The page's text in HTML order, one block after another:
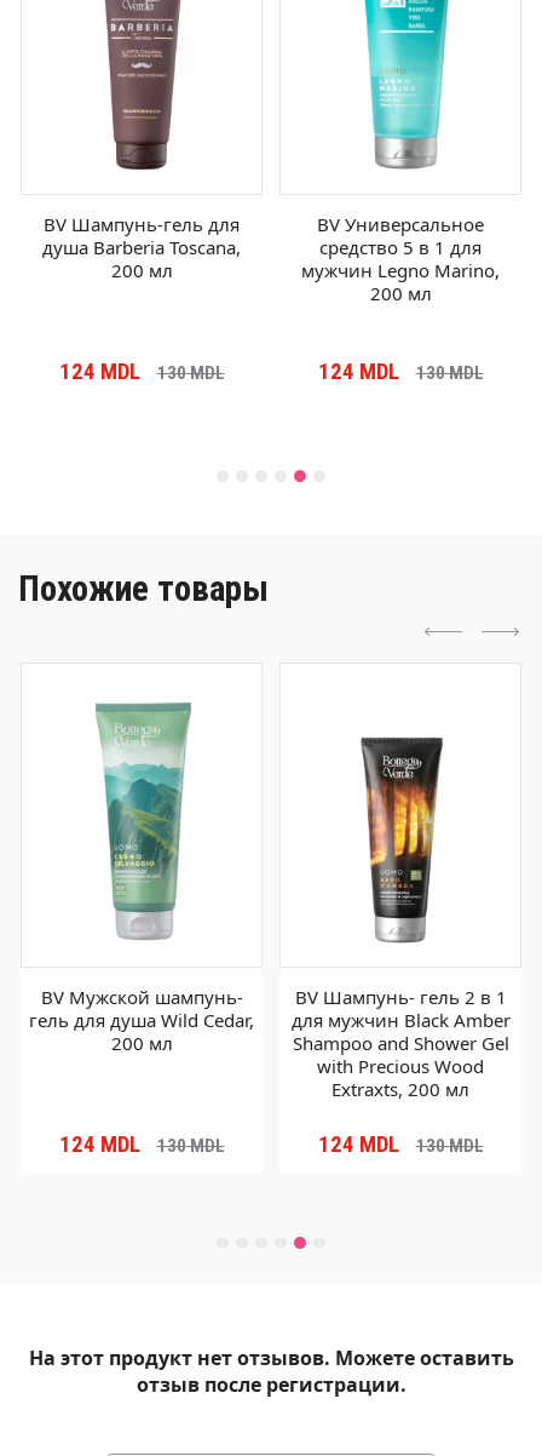
BV Шампунь-гель для
душа Barberia Toscana,
200 мл
124 MDL 130MDL
BV Универсальное
средство 5 в 1 для
мужчин Legno Marino,
200 мл
124 MDL 130MDL
Похожие товары
BV Mужской шампунь-
гель для душа Wild Cedar,
200 мл
124 MDL 130MDL
BV Шампунь- гель 2 в 1
для мужчин Black Amber
Shampoo and Shower Gel
with Precious Wood
Extraxts, 200 мл
124 MDL 130MDL
На этот продукт нет отзывов. Можете оставить
отзыв после регистрации.